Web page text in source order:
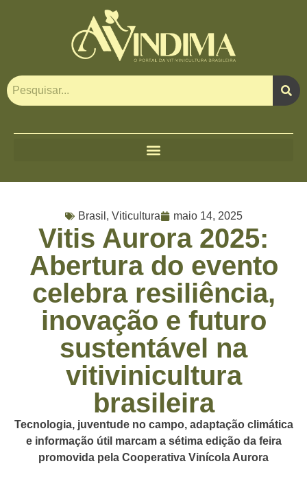
Brasil , Viticultura maio 14, 2025
Vitis Aurora 2025:
Abertura do evento
celebra resiliência,
inovação e futuro
sustentável na
vitivinicultura
brasileira
Tecnologia, juventude no campo, adaptação climática
e informação útil marcam a sétima edição da feira
promovida pela Cooperativa Vinícola Aurora